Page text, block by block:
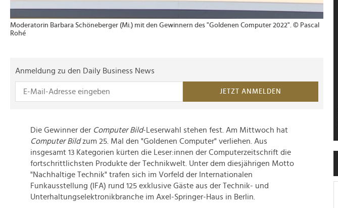
Moderatorin Barbara Schöneberger (Mi.) mit den Gewinnern des "Goldenen Computer 2022". © Pascal
Rohé
Anmeldung zu den Daily Business News
JETZT ANMELDEN
Die Gewinner der Computer Bild-Leserwahl stehen fest. Am Mittwoch hat
Computer Bildzum 25. Mal den "Goldenen Computer" verliehen. Aus
insgesamt 13 Kategorien kürten die Leser:innen der Computerzeitschrift die
fortschrittlichsten Produkte der Technikwelt. Unter dem diesjährigen Motto
"Nachhaltige Technik" trafen sich im Vorfeld der Internationalen
Funkausstellung (IFA) rund 125 exklusive Gäste aus der Technik- und
Unterhaltungselektronikbranche im Axel-Springer-Haus in Berlin.